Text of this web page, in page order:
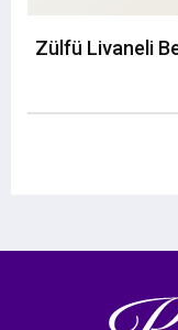
Zülfü Livaneli